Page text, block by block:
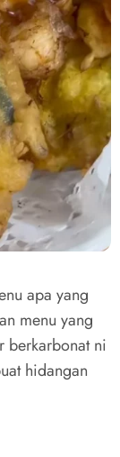
apa yang
menu yang
berkarbonat ni
hidangan